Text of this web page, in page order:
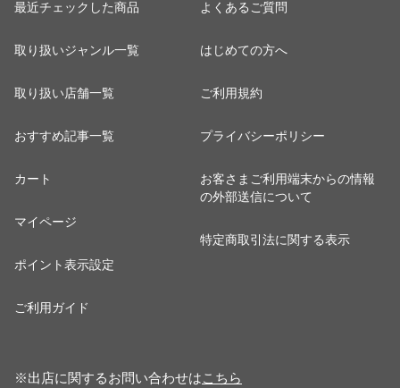
最近チェックした商品
取り扱いジャンル一覧
取り扱い店舗一覧
おすすめ記事一覧
カート
マイページ
ポイント表示設定
ご利用ガイド
よくあるご質問
はじめての方へ
ご利用規約
プライバシーポリシー
お客さまご利用端末からの情報
の外部送信について
特定商取引法に関する表示
※出店に関するお問い合わせはこちら